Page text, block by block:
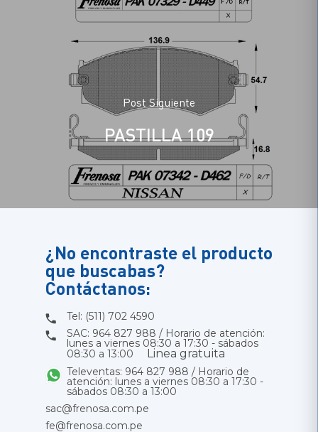
Post Siguiente
PASTILLA 109
¿No encontraste el producto
que buscabas?
Contáctanos:
Tel: (511) 702 4590
SAC: 964 827 988 / Horario de atención:
lunes a viernes 08:30 a 17:30 - sábados
08:30 a 13:00
Linea gratuita
Televentas: 964 827 988 / Horario de
atención: lunes a viernes 08:30 a 17:30 -
sábados 08:30 a 13:00
sac@frenosa.com.pe
fe@frenosa.com.pe